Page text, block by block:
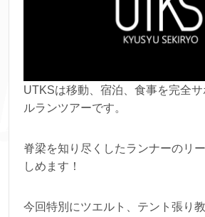
UTKSは移動、宿泊、食事を完全
ルランツアーです。
脊梁を知り尽くしたランナーのリ
しめます！
今回特別にツエルト、テント張り